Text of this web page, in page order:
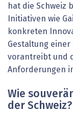
hat die Schweiz
Initiativen wie
konkreten
Gestaltung
vorantreibt und
Anforderungen
Wie
der Schweiz?